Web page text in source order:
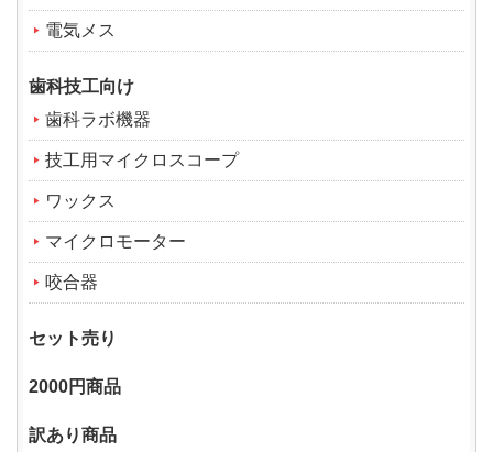
電気メス
歯科技工向け
歯科ラボ機器
技工用マイクロスコープ
ワックス
マイクロモーター
咬合器
セット売り
2000円商品
訳あり商品